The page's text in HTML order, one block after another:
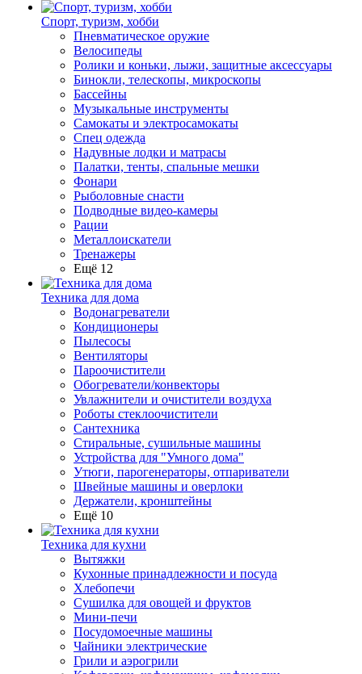
Спорт, туризм, хобби
Пневматическое оружие
Велосипеды
Ролики и коньки, лыжи, защитные аксессуары
Бинокли, телескопы, микроскопы
Бассейны
Музыкальные инструменты
Самокаты и электросамокаты
Спец одежда
Надувные лодки и матрасы
Палатки, тенты, спальные мешки
Фонари
Рыболовные снасти
Подводные видео-камеры
Рации
Металлоискатели
Тренажеры
Ещё 12
Техника для дома
Водонагреватели
Кондиционеры
Пылесосы
Вентиляторы
Пароочистители
Обогреватели/конвекторы
Увлажнители и очистители воздуха
Роботы стеклоочистители
Сантехника
Стиральные, сушильные машины
Устройства для "Умного дома"
Утюги, парогенераторы, отпариватели
Швейные машины и оверлоки
Держатели, кронштейны
Ещё 10
Техника для кухни
Вытяжки
Кухонные принадлежности и посуда
Хлебопечи
Сушилка для овощей и фруктов
Мини-печи
Посудомоечные машины
Чайники электрические
Грили и аэрогрили